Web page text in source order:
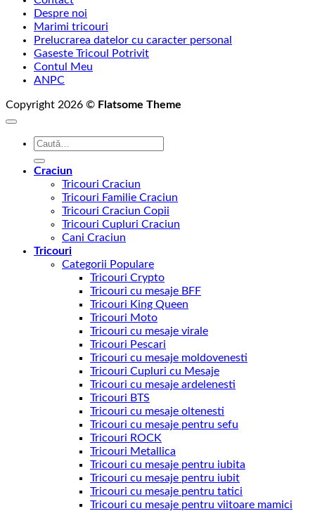
Despre noi
Marimi tricouri
Prelucrarea datelor cu caracter personal
Gaseste Tricoul Potrivit
Contul Meu
ANPC
Copyright 2026 © Flatsome Theme
Caută
Craciun
Tricouri Craciun
Tricouri Familie Craciun
Tricouri Craciun Copii
Tricouri Cupluri Craciun
Cani Craciun
Tricouri
Categorii Populare
Tricouri Crypto
Tricouri cu mesaje BFF
Tricouri King Queen
Tricouri Moto
Tricouri cu mesaje virale
Tricouri Pescari
Tricouri cu mesaje moldovenesti
Tricouri Cupluri cu Mesaje
Tricouri cu mesaje ardelenesti
Tricouri BTS
Tricouri cu mesaje oltenesti
Tricouri cu mesaje pentru sefu
Tricouri ROCK
Tricouri Metallica
Tricouri cu mesaje pentru iubita
Tricouri cu mesaje pentru iubit
Tricouri cu mesaje pentru tatici
Tricouri cu mesaje pentru viitoare mamici